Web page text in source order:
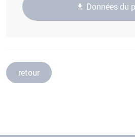
Données du
retour